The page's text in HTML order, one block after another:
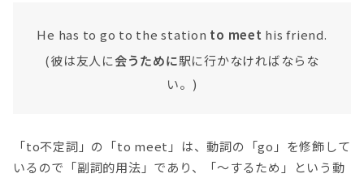
He has to go to the station to meet his friend.
(彼は友人に会うために駅に行かなければならな
い。)
「to不定詞」の「to meet」は、動詞の「go」を修飾して
いるので「副詞的用法」であり、「〜するため」という動